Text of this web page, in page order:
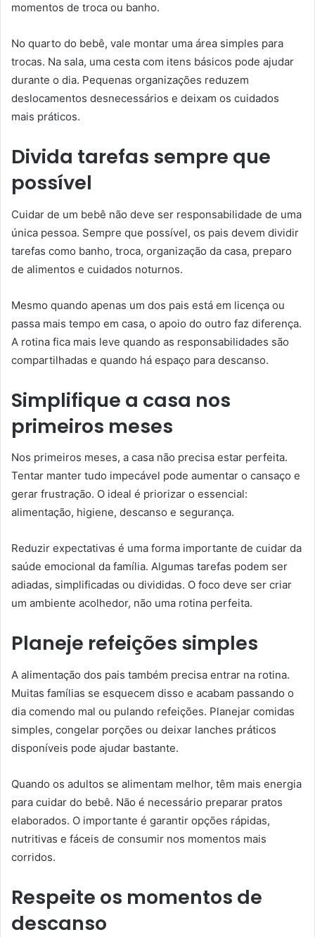
momentos de troca ou banho.
No quarto do bebê, vale montar uma área simples para
trocas. Na sala, uma cesta com itens básicos pode ajudar
durante o dia. Pequenas organizações reduzem
deslocamentos desnecessários e deixam os cuidados
mais práticos.
Divida tarefas sempre que
possível
Cuidar de um bebê não deve ser responsabilidade de uma
única pessoa. Sempre que possível, os pais devem dividir
tarefas como banho, troca, organização da casa, preparo
de alimentos e cuidados noturnos.
Mesmo quando apenas um dos pais está em licença ou
passa mais tempo em casa, o apoio do outro faz diferença.
A rotina fica mais leve quando as responsabilidades são
compartilhadas e quando há espaço para descanso.
Simplifique a casa nos
primeiros meses
Nos primeiros meses, a casa não precisa estar perfeita.
Tentar manter tudo impecável pode aumentar o cansaço e
gerar frustração. O ideal é priorizar o essencial:
alimentação, higiene, descanso e segurança.
Reduzir expectativas é uma forma importante de cuidar da
saúde emocional da família. Algumas tarefas podem ser
adiadas, simplificadas ou divididas. O foco deve ser criar
um ambiente acolhedor, não uma rotina perfeita.
Planeje refeições simples
A alimentação dos pais também precisa entrar na rotina.
Muitas famílias se esquecem disso e acabam passando o
dia comendo mal ou pulando refeições. Planejar comidas
simples, congelar porções ou deixar lanches práticos
disponíveis pode ajudar bastante.
Quando os adultos se alimentam melhor, têm mais energia
para cuidar do bebê. Não é necessário preparar pratos
elaborados. O importante é garantir opções rápidas,
nutritivas e fáceis de consumir nos momentos mais
corridos.
Respeite os momentos de
descanso